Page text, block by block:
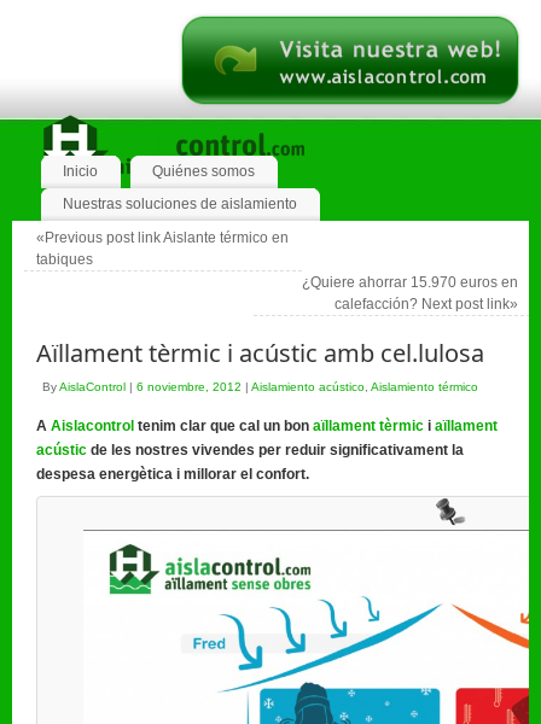
Inicio
Quiénes somos
Nuestras soluciones de aislamiento
«Previous post linkAislante térmico en
tabiques
¿Quiere ahorrar 15.970 euros en
calefacción? Next post link»
Aïllament tèrmic i acústic amb cel.lulosa
ByAislaControl | 6 noviembre, 2012 | Aislamiento acústico Aislamiento térmico
A Aislacontrol tenim clar que cal un bon aïllament tèrmic i aïllament
acústic de les nostres vivendes per reduir significativament la
despesa energètica i millorar el confort.